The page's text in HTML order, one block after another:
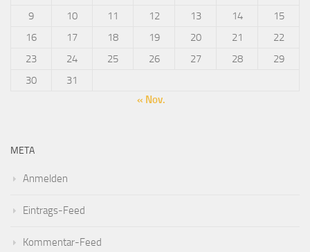
9
10 11 12 13 14
15
16
17 18 19 20 21
22
23
24 25 26 27 28
29
30
31
« Nov.
META
Anmelden
Eintrags-Feed
Kommentar-Feed